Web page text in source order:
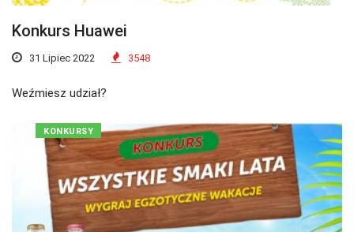
Konkurs Huawei
31 Lipiec 2022 3548
Weźmiesz udział?
KONKURSY